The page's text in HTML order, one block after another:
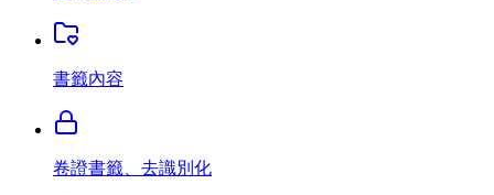
書籤內容
卷證書籤、去識別化